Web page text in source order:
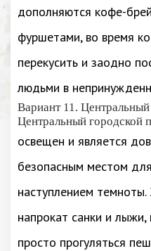
дополняются кофе-
фуршетами, во время
перекусить и заодно
людьми в
Вариант 11.
Центральный городской
освещен и является
безопасным местом
наступлением
напрокат санки и лыжи,
просто прогуляться